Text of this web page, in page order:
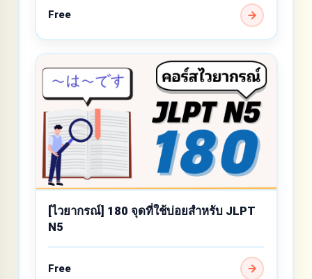
Free
[ไวยากรณ์] 180 จุดที่ใช้บ่อยสำหรับ JLPT
N5
Free